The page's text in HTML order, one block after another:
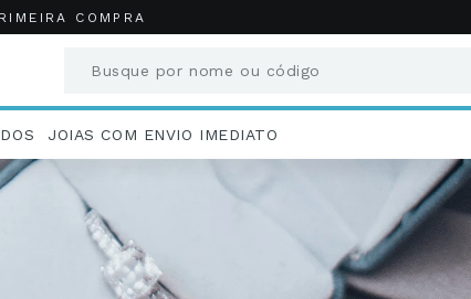
COMPRA
Busque por nome ou código
JOIAS COM ENVIO IMEDIATO
Termos mais buscados
3
4 º
Colares
5º
Masculino